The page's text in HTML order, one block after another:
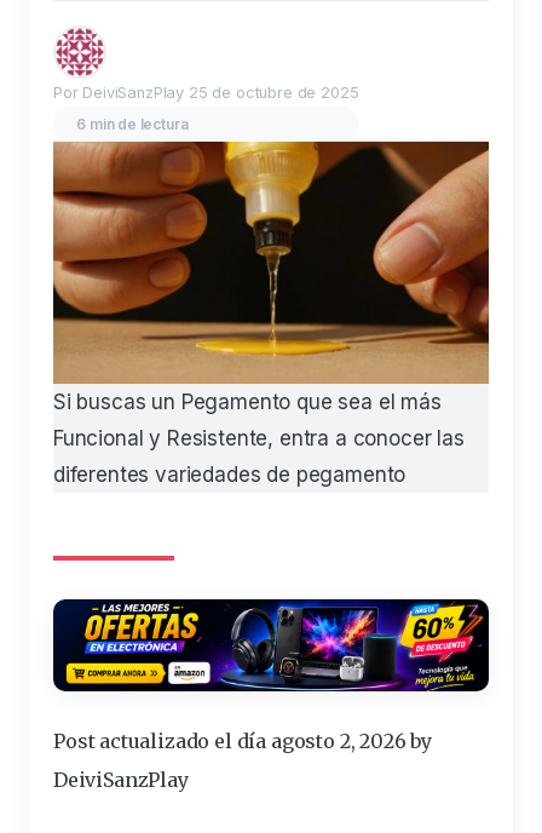
Por DeiviSanzPlay 25 de octubre de 2025
6 min de lectura
Si buscas un Pegamento que sea el más
Funcional y Resistente, entra a conocer las
diferentes variedades de pegamento
Post actualizado el día agosto 2, 2026 by
DeiviSanzPlay